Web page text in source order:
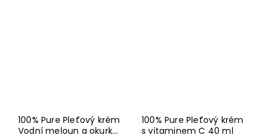
100% Pure Pleťový krém
Vodní meloun a okurka
100% Pure Pleťový krém
s vitaminem C 40 ml